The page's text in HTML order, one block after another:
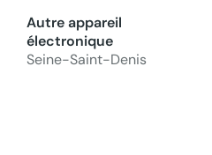
Autre appareil
électronique
Seine-Saint-Denis